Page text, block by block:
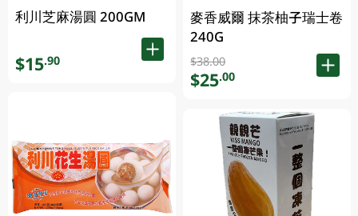
利川芝麻湯圓 200GM
$15.90
麥香威爾 抹茶柚子瑞士卷
240G
$38.00
$25.00